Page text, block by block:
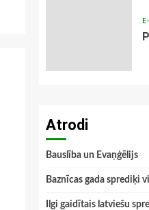
Atrodi
Bauslība un Evaņģēlijs
Baznīcas gada sprediķi
Ilgi gaidītais latviešu